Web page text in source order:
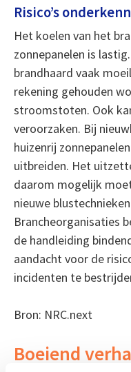
Risico’s
Het koelen van het
zonnepanelen is
brandhaard vaak
rekening gehouden
stroomstoten. Ook
veroorzaken. Bij
huizenrij
uitbreiden. Het
daarom mogelijk
nieuwe
Brancheorganisaties
de handleiding
aandacht voor de
incidenten te
Bron: NRC.next
Boeiend